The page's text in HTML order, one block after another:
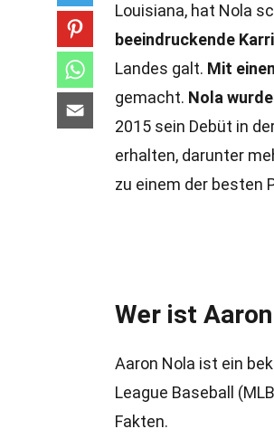
Louisiana, hat Nola
beeindruckende
Landes galt. Mit
gemacht. Nola
2015 sein Debüt in
erhalten, darunter
zu einem der besten
Wer ist
Aaron Nola ist ein
League Baseball
Fakten.